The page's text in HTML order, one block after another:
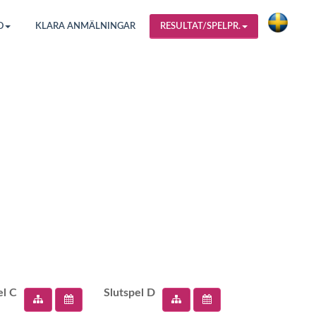
KLARA ANMÄLNINGAR RESULTAT/SPELPR.
C Slutspel D